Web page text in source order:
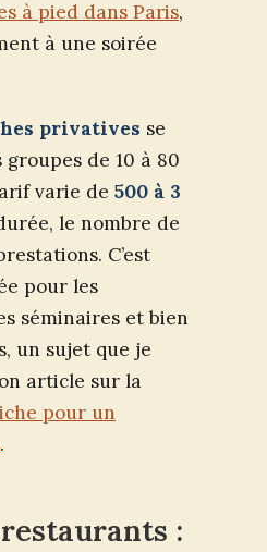
à pied dans Paris,
à une soirée
privatives se
de 10 à 80
varie de 500 à 3
le nombre de
C’est
pour les
séminaires et bien
un sujet que je
article sur la
pour un
.
: